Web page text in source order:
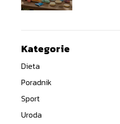
Kategorie
Dieta
Poradnik
Sport
Uroda